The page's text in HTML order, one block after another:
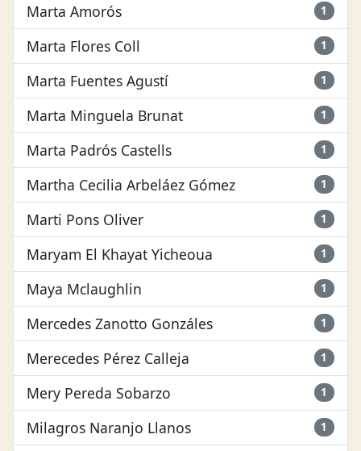
Marta Amorós 1
Marta Flores Coll 1
Marta Fuentes Agustí 1
Marta Minguela Brunat 1
Marta Padrós Castells 1
Martha Cecilia Arbeláez Gómez 1
Marti Pons Oliver 1
Maryam El Khayat Yicheoua 1
Maya Mclaughlin 1
Mercedes Zanotto Gonzáles 1
Merecedes Pérez Calleja 1
Mery Pereda Sobarzo 1
Milagros Naranjo Llanos 1